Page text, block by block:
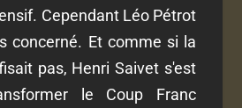
Cependant Léo Pétrot
concerné. Et comme si la
pas, Henri Saivet s'est
le Coup Franc